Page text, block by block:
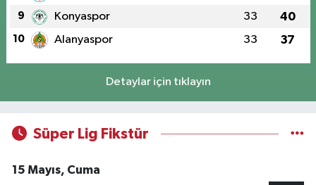
9 Konyaspor 33 40
10 Alanyaspor 33 37
Detaylar için tıklayın
Süper Lig Fikstür
15 Mayıs, Cuma